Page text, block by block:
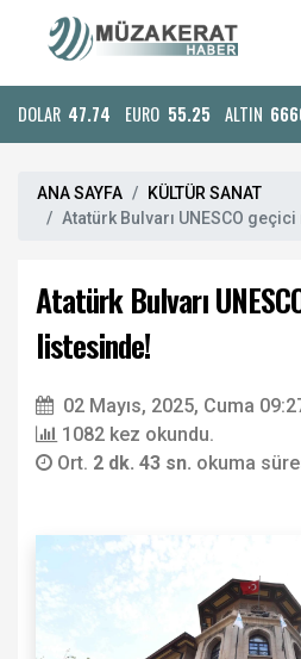
DOLAR 47.74 EURO 55.25 ALTIN
ANA SAYFA
KÜLTÜR SANAT
Atatürk Bulvarı UNESCO
Atatürk Bulvarı
listesinde!
02 Mayıs, 2025, Cuma
1082 kez okundu.
Ort. 2 dk. 43 sn. okuma